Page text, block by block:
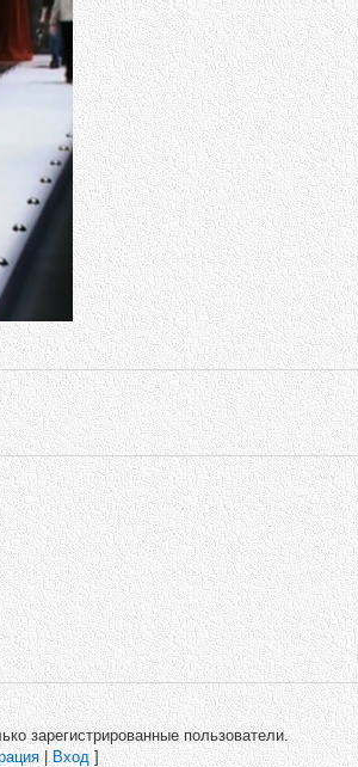
зарегистрированные пользователи.
| Вход]